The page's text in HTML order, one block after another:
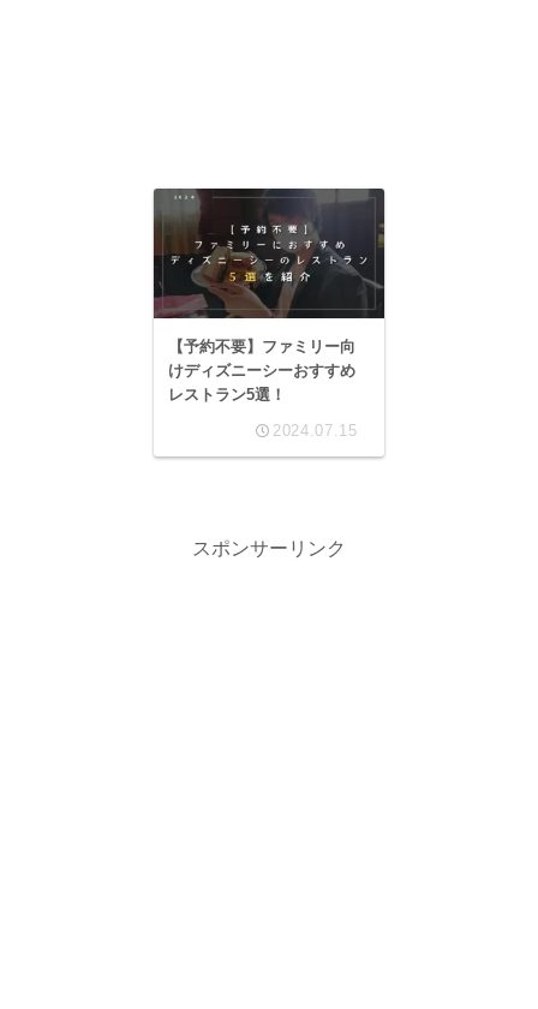
【予約不要】ファミリー向
けディズニーシーおすすめ
レストラン5選！
2024.07.15
スポンサーリンク